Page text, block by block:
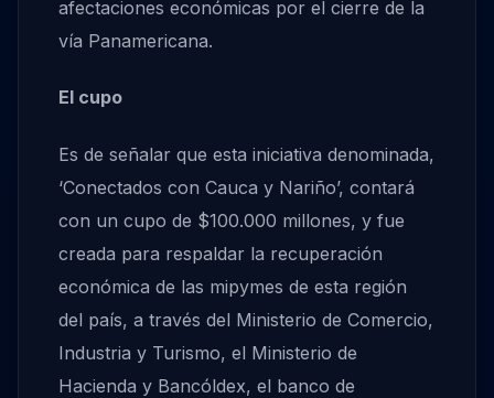
afectaciones económicas por el cierre de la
vía Panamericana.
El cupo
Es de señalar que esta iniciativa denominada,
‘Conectados con Cauca y Nariño’, contará
con un cupo de $100.000 millones, y fue
creada para respaldar la recuperación
económica de las mipymes de esta región
del país, a través del Ministerio de Comercio,
Industria y Turismo, el Ministerio de
Hacienda y Bancóldex, el banco de